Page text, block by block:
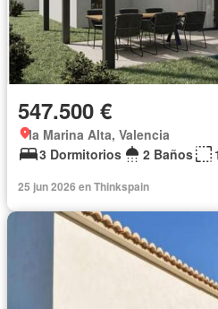
547.500 €
la Marina Alta, Valencia
3 Dormitorios
2 Baños
25 jun 2026 en Thinkspain